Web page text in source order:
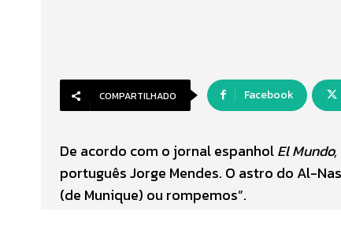
COMPARTILHADO Facebook
De acordo com o jornal espanholEl Mundo,
português Jorge Mendes. O astro do Al-
(de Munique) ou rompemos”.